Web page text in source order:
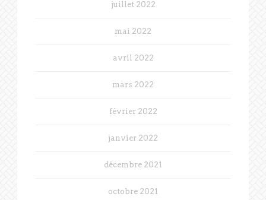
juillet 2022
mai 2022
avril 2022
mars 2022
février 2022
janvier 2022
décembre 2021
octobre 2021